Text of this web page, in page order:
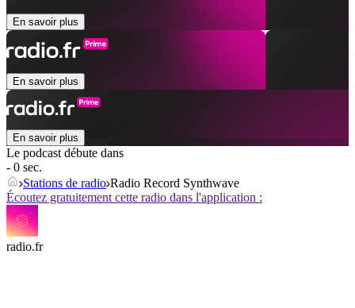
En savoir plus
En savoir plus
En savoir plus
Le podcast débute dans
- 0 sec.
Stations de radio Radio Record Synthwave
Écoutez gratuitement cette radio dans l'application :
radio.fr